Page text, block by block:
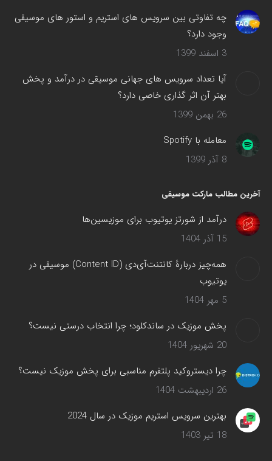
چه تفاوتی بین سرویس های استریم و استور های موسیقی
وجود دارد؟
3 اسفند 1399
آیا تعداد سرویس های جهانی موسیقی در درآمد و پخش
بهتر آن اثر گذاری خاصی دارد؟
26 بهمن 1399
معامله با Spotify
8 آذر 1399
آخرین مطالب مارکت موسیقی
درآمد از شورتز یوتیوب برای موزیسین‌ها
15 آذر 1404
همه‌چیز دربارهٔ کانتنت‌آی‌دی (Content ID) موسیقی در
یوتیوب
5 مهر 1404
پخش موزیک در ساندکلود؛ چرا انتخاب درستی نیست؟
20 شهریور 1404
چرا دیستروکید پلتفرم مناسبی برای پخش موزیک نیست؟
26 اردیبهشت 1404
بهترین سرویس‌ استریم موزیک در سال 2024
18 تیر 1403